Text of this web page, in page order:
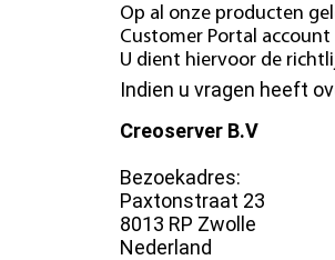
Op al onze producten
Customer Portal
U dient hiervoor de
Indien u vragen heeft
Creoserver B.V
Bezoekadres:
Paxtonstraat 23
8013 RP Zwolle
Nederland